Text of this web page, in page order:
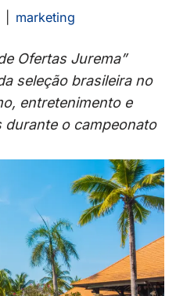
marketing
Ofertas Jurema”
seleção brasileira no
entretenimento e
o campeonato